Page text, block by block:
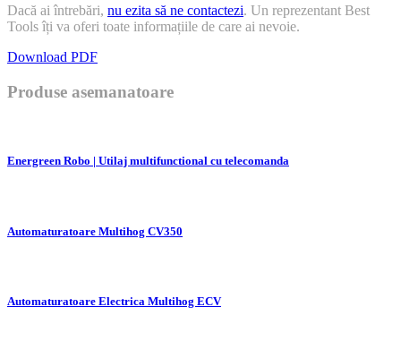
Dacă ai întrebări, nu ezita să ne contactezi. Un reprezentant Best
Tools îți va oferi toate informațiile de care ai nevoie.
Download PDF
Produse asemanatoare
Energreen Robo | Utilaj multifunctional cu telecomanda
Automaturatoare Multihog CV350
Automaturatoare Electrica Multihog ECV